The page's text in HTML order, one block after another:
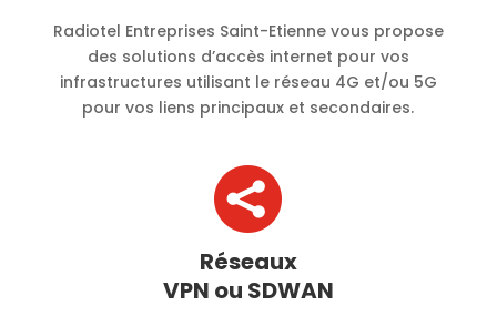
Radiotel Entreprises Saint-Etienne vous propose
des solutions d’accès internet pour vos
infrastructures utilisant le réseau 4G et/ou 5G
pour vos liens principaux et secondaires.

Réseaux
VPN ou SDWAN